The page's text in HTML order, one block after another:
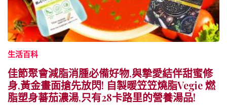
生活百科
佳節聚會減脂消腫必備好物,與摯愛結伴甜蜜修
身,黃金畫面搶先放閃! 自製暖笠笠燒脂Vegie 燃
脂塑身蕃茄濃湯,只有28卡路里的營養湯品!